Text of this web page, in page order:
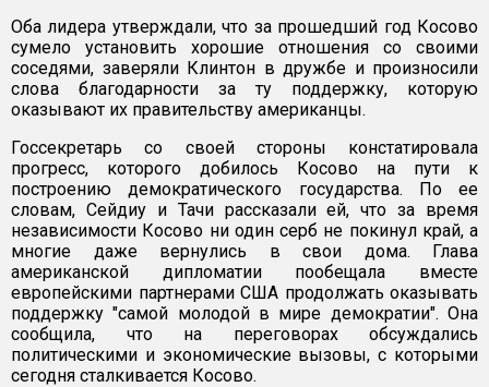
Оба лидера утверждали, что за прошедший год Косово
сумело установить хорошие отношения со своими
соседями, заверяли Клинтон в дружбе и произносили
слова благодарности за ту поддержку, которую
оказывают их правительству американцы.
Госсекретарь со своей стороны констатировала
прогресс, которого добилось Косово на пути к
построению демократического государства. По ее
словам, Сейдиу и Тачи рассказали ей, что за время
независимости Косово ни один серб не покинул край, а
многие даже вернулись в свои дома. Глава
американской дипломатии пообещала вместе
европейскими партнерами США продолжать оказывать
поддержку "самой молодой в мире демократии". Она
сообщила, что на переговорах обсуждались
политическими и экономические вызовы, с которыми
сегодня сталкивается Косово.